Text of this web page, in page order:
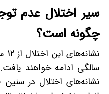
سیر اختلال عدم
چگونه است؟
سالگی ادامه خواهند یافت.